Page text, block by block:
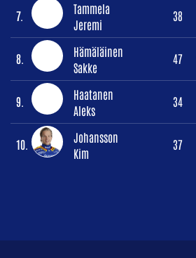
7.
Tammela
Jeremi
38
8.
Hämäläinen
Sakke
47
9.
Haatanen
Aleks
34
10.
Johansson
Kim
37